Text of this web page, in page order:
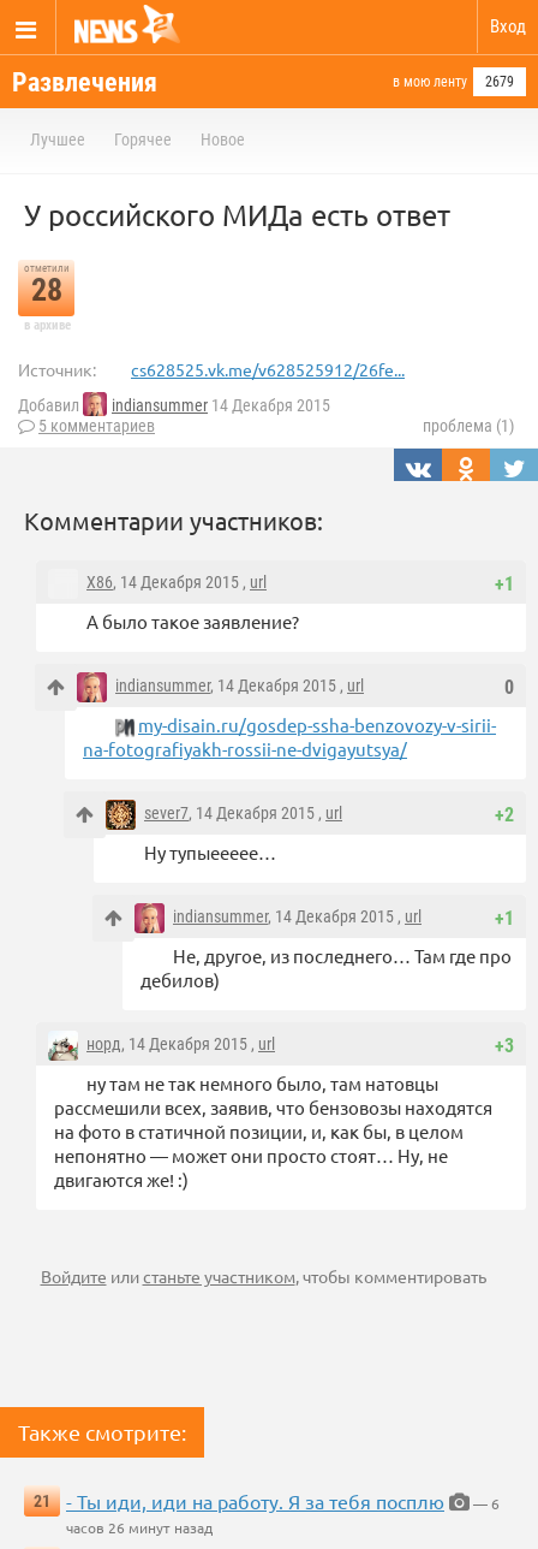
Вход
Развлечения в мою ленту 2679
Лучшее Горячее Новое
У российского МИДа есть ответ
отметили
28
в архиве
Источник: cs628525.vk.me/v628525912/26fe...
Добавил indiansummer 14 Декабря 2015
5 комментариев
проблема (1)
Комментарии участников:
+1
X86, 14 Декабря 2015 , url
А было такое заявление?
0
indiansummer, 14 Декабря 2015 , url
my-disain.ru/gosdep-ssha-benzovozy-v-sirii-
na-fotografiyakh-rossii-ne-dvigayutsya/
+2
sever7, 14 Декабря 2015 , url
Ну тупыеееее…
+1
indiansummer, 14 Декабря 2015 , url
Не, другое, из последнего… Там где про
дебилов)
+3
норд, 14 Декабря 2015 , url
ну там не так немного было, там натовцы
рассмешили всех, заявив, что бензовозы находятся
на фото в статичной позиции, и, как бы, в целом
непонятно — может они просто стоят… Ну, не
двигаются же! :)
Войдите илистаньте участником, чтобы комментировать
Также смотрите:
21 - Ты иди, иди на работу. Я за тебя посплю
— 6
часов 26 минут назад